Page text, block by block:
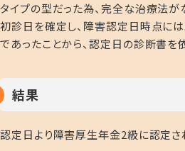
タイプの型だった為、完全な治療法が
初診日を確定し、障害認定日時点に
であったことから、認定日の診断書を
結果
認定日より障害厚生年金2級に認定さ